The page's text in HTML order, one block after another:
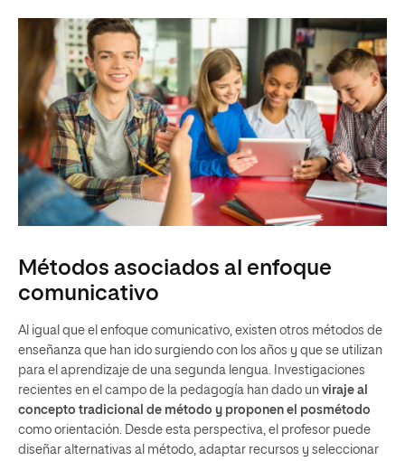
Métodos asociados al enfoque
comunicativo
Al igual que el enfoque comunicativo, existen otros métodos de
enseñanza que han ido surgiendo con los años y que se utilizan
para el aprendizaje de una segunda lengua. Investigaciones
recientes en el campo de la pedagogía han dado un viraje al
concepto tradicional de método y proponen el posmétodo
como orientación. Desde esta perspectiva, el profesor puede
diseñar alternativas al método, adaptar recursos y seleccionar